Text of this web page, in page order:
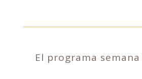
El programa semana